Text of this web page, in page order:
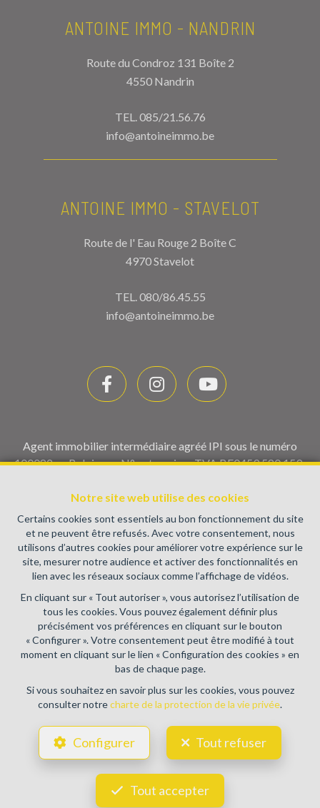
Notre site web utilise des cookies
Certains cookies sont essentiels au bon fonctionnement du site
et ne peuvent être refusés. Avec votre consentement, nous
utilisons d’autres cookies pour améliorer votre expérience sur le
site, mesurer notre audience et activer des fonctionnalités en
lien avec les réseaux sociaux comme l’affichage de vidéos.
En cliquant sur « Tout autoriser », vous autorisez l’utilisation de
tous les cookies. Vous pouvez également définir plus
précisément vos préférences en cliquant sur le bouton
« Configurer ». Votre consentement peut être modifié à tout
moment en cliquant sur le lien « Configuration des cookies » en
bas de chaque page.
Si vous souhaitez en savoir plus sur les cookies, vous pouvez
consulter notrecharte de la protection de la vie privée.
Configurer Tout refuser
Tout accepter
ANTOINE IMMO - NANDRIN
Route du Condroz 131 Boîte 2
4550 Nandrin
TEL.085/21.56.76
info@antoineimmo.be
ANTOINE IMMO - STAVELOT
Route de l' Eau Rouge 2 Boîte C
4970 Stavelot
TEL.080/86.45.55
info@antoineimmo.be
Agent immobilier intermédiaire agréé IPI sous le numéro
100082 en Belgique - N° entreprise : TVA BE0459.580.159-
immobiliers, rue du Luxembourg 16B, 1000 Bruxelles (+32 2
505 38 50 - info@ipi.be) - Soumis aucode déontologique de l’
IPI
RC professionnelle et cautionnement via AXA Belgium SA,
Place du Trône 1, 1000 Bruxelles – police n° 730.390.160.
Couverture valable pour les activités réalisées en Belgique
Conditions générales d'utilisation du site
Charte de la protection de la vie privée
Configuration des cookies
POWERED BY
DESIGNED AND DEVELOPED BY
WEBULOUS.IMMO